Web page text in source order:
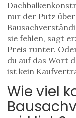
nur der Putz
sie fehlen, sagt
Preis runter.
du auf das Wort
ist kein
Wie viel